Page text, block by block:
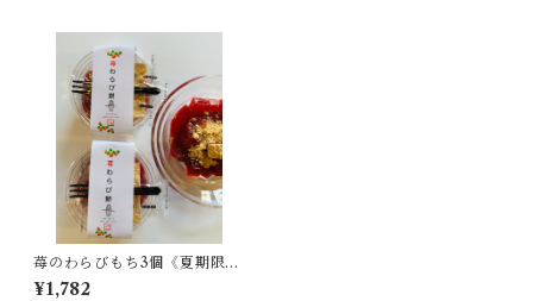
苺のわらびもち3個《夏期限
定》【１３０ｇＸ3個入り】
¥1,782